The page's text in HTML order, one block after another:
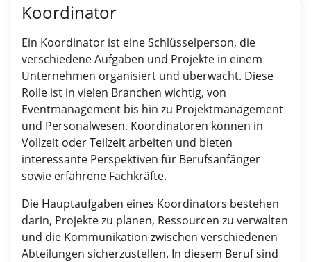
Koordinator
Ein Koordinator ist eine Schlüsselperson, die
verschiedene Aufgaben und Projekte in einem
Unternehmen organisiert und überwacht. Diese
Rolle ist in vielen Branchen wichtig, von
Eventmanagement bis hin zu Projektmanagement
und Personalwesen. Koordinatoren können in
Vollzeit oder Teilzeit arbeiten und bieten
interessante Perspektiven für Berufsanfänger
sowie erfahrene Fachkräfte.
Die Hauptaufgaben eines Koordinators bestehen
darin, Projekte zu planen, Ressourcen zu verwalten
und die Kommunikation zwischen verschiedenen
Abteilungen sicherzustellen. In diesem Beruf sind